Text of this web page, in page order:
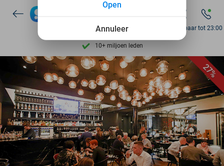
7 dagen per week beschikbaar
10+ miljoen leden
9,4 op basis van
Ontdek 15.000+ deals
7 dagen per week beschikbaar
10+ miljoen leden
Bereikbaar tot 23:00
27%
Annuleer
Open